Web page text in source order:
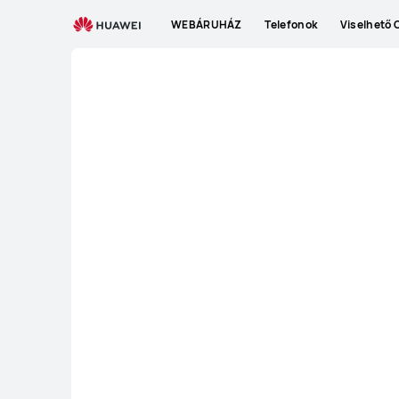
WEBÁRUHÁZ Telefonok Viselhető